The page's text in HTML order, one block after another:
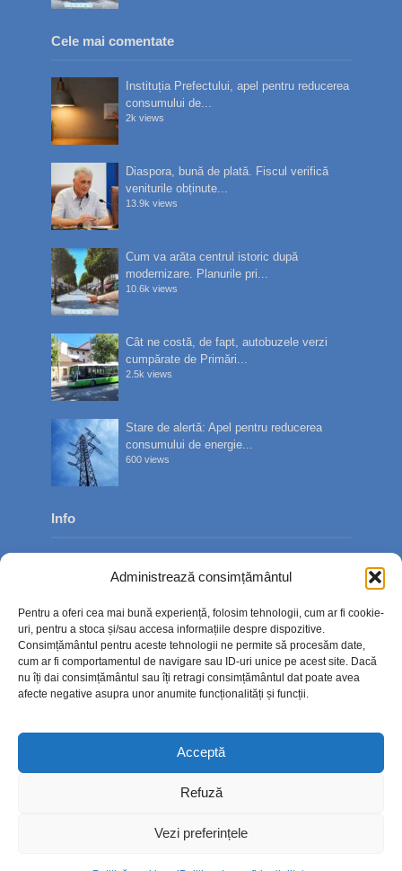
Administrează consimțământul
Pentru a oferi cea mai bună experiență, folosim tehnologii, cum ar fi cookie-
uri, pentru a stoca și/sau accesa informațiile despre dispozitive.
Consimțământul pentru aceste tehnologii ne permite să procesăm date,
cum ar fi comportamentul de navigare sau ID-uri unice pe acest site. Dacă
nu îți dai consimțământul sau îți retragi consimțământul dat poate avea
afecte negative asupra unor anumite funcționalități și funcții.
Acceptă
Refuză
Vezi preferințele
Cele mai comentate
Instituția Prefectului, apel pentru reducerea
consumului de...
2k views
Diaspora, bună de plată. Fiscul verifică
veniturile obținute...
13.9k views
Cum va arăta centrul istoric după
modernizare. Planurile pri...
10.6k views
Cât ne costă, de fapt, autobuzele verzi
cumpărate de Primări...
2.5k views
Stare de alertă: Apel pentru reducerea
consumului de energie...
600 views
Info
Contact
Politica de confidențialitate
Politică cookie-uri (UE)